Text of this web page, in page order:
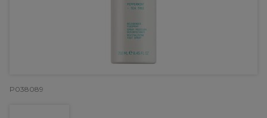
P038089